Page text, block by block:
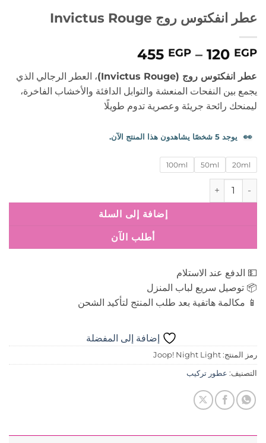
عطر انفكتوس روج Invictus Rouge
120 EGP
–
455 EGP
نطاق
السعر:
من
خلال
عطر انفكتوس روج (Invictus Rouge)
، العطر الرجالي الذي
يجمع بين النفحات المنعشة والتوابل الدافئة والأخشاب الفاخرة،
ليمنحك رائحة جريئة وعصرية تدوم طويلًا
👀 يوجد 5 شخصًا يشاهدون هذا المنتج الآن.
20ml
50ml
100ml
كمية عطر انفكتوس روج Invictus Rouge
إضافة إلى السلة
أطلب الآن
💵 الدفع عند الاستلام
📦 توصيل سريع لباب المنزل
📱 مكالمة هاتفية بعد طلب المنتج لتأكيد الشحن
إضافة إلى المفضلة
رمز المنتج: Joop! Night Light
التصنيف: عطور تركيب